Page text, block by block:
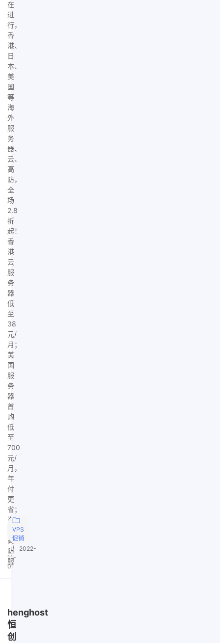
在
进
行，
香
港、
日
本、
美
国
等
海
外
服
务
器、
云、
高
防，
全
场
2.8
折
起！
香
港
云
服
务
器
低
至
38
元/
月；
美
国
服
务
器
首
购
低
至
700
元/
月，
年
付
更
省；
海
外
高
防
服
VPS
促销
|
2022-
11-
01
henghost
恒
创